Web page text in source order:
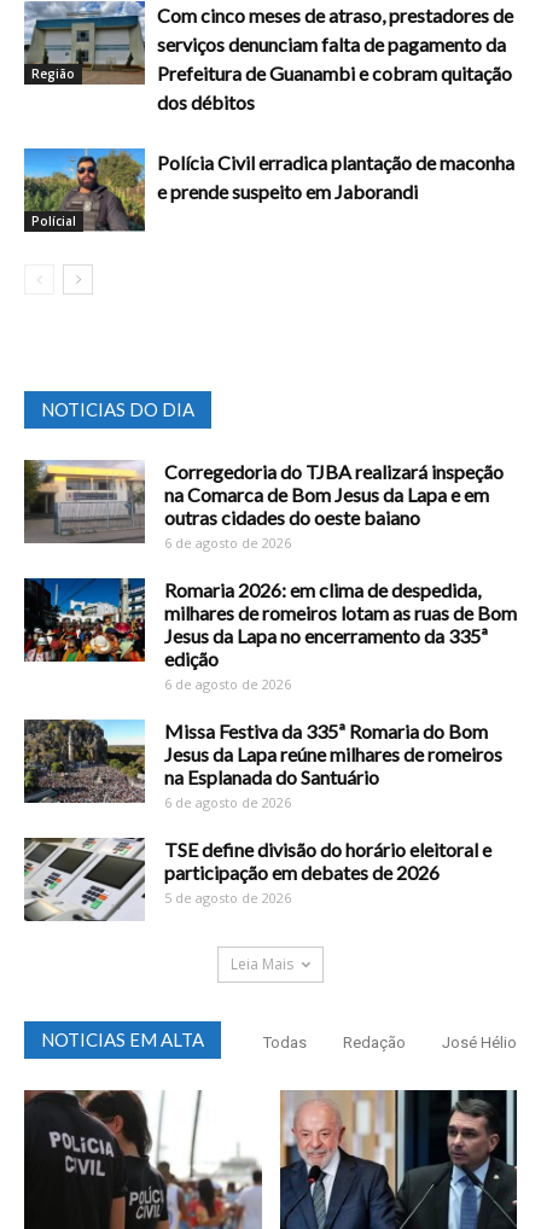
Região
Com cinco meses de atraso, prestadores de
serviços denunciam falta de pagamento da
Prefeitura de Guanambi e cobram quitação
dos débitos
Polícial
Polícia Civil erradica plantação de maconha
e prende suspeito em Jaborandi
NOTICIAS DO DIA
Corregedoria do TJBA realizará inspeção
na Comarca de Bom Jesus da Lapa e em
outras cidades do oeste baiano
6 de agosto de 2026
Romaria 2026: em clima de despedida,
milhares de romeiros lotam as ruas de Bom
Jesus da Lapa no encerramento da 335ª
edição
6 de agosto de 2026
Missa Festiva da 335ª Romaria do Bom
Jesus da Lapa reúne milhares de romeiros
na Esplanada do Santuário
6 de agosto de 2026
TSE define divisão do horário eleitoral e
participação em debates de 2026
5 de agosto de 2026
Leia Mais
NOTICIAS EM ALTA Todas Redação José Hélio